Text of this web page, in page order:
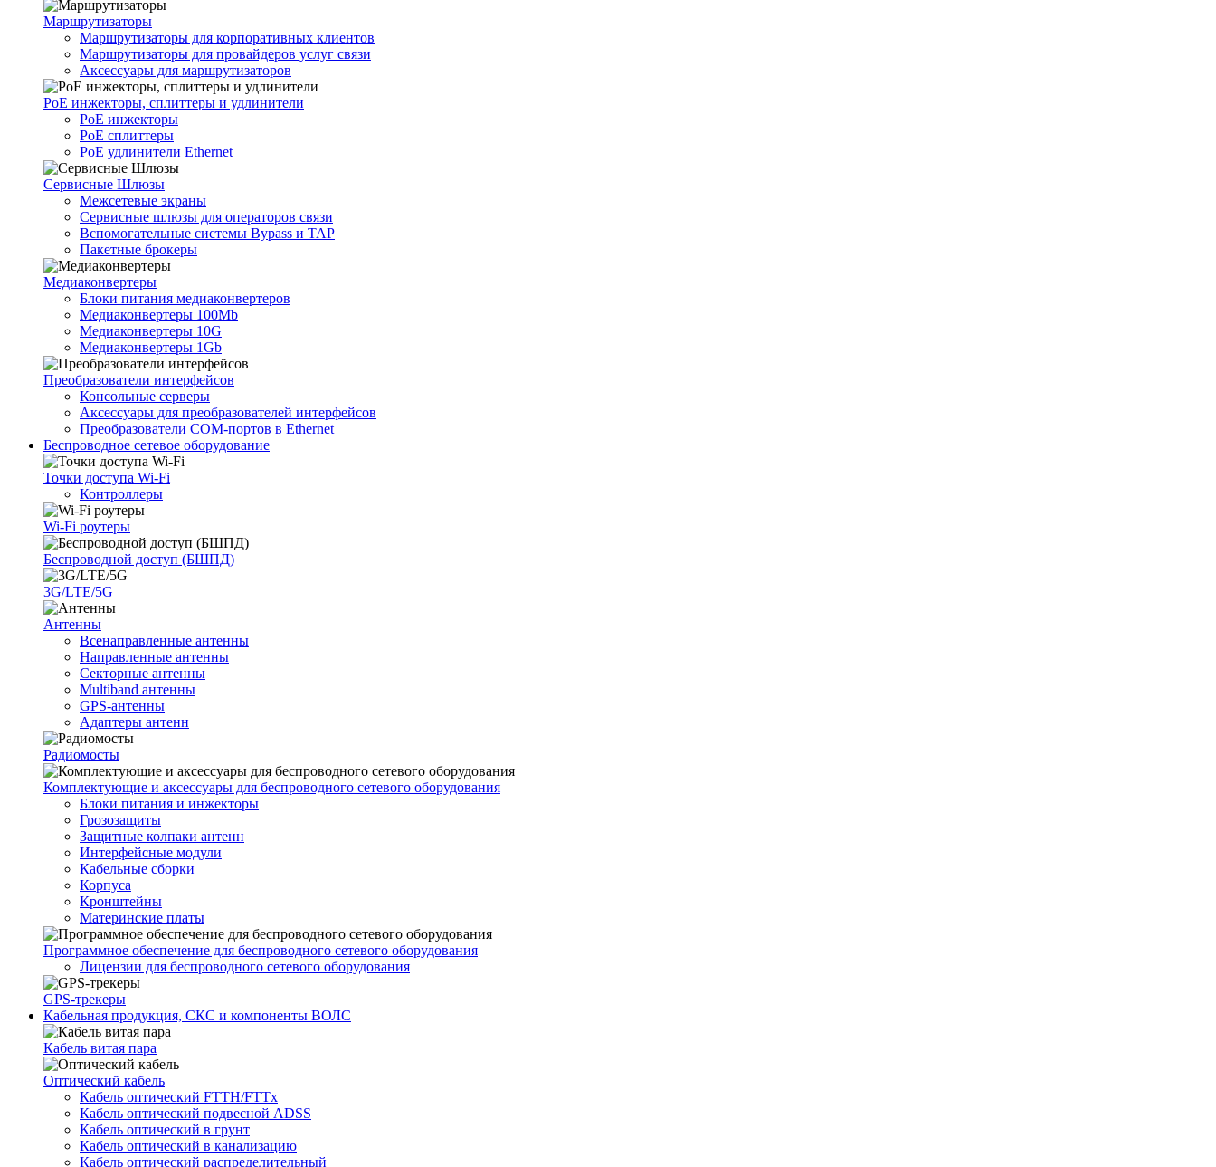
Маршрутизаторы
Маршрутизаторы для корпоративных клиентов
Маршрутизаторы для провайдеров услуг связи
Аксессуары для маршрутизаторов
PoE инжекторы, сплиттеры и удлинители
PoE инжекторы
PoE сплиттеры
PoE удлинители Ethernet
Сервисные Шлюзы
Межсетевые экраны
Сервисные шлюзы для операторов связи
Вспомогательные системы Bypass и TAP
Пакетные брокеры
Медиаконвертеры
Блоки питания медиаконвертеров
Медиаконвертеры 100Mb
Медиаконвертеры 10G
Медиаконвертеры 1Gb
Преобразователи интерфейсов
Консольные серверы
Аксессуары для преобразователей интерфейсов
Преобразователи COM-портов в Ethernet
Беспроводное сетевое оборудование
Точки доступа Wi-Fi
Контроллеры
Wi-Fi роутеры
Беспроводной доступ (БШПД)
3G/LTE/5G
Антенны
Всенаправленные антенны
Направленные антенны
Секторные антенны
Multiband антенны
GPS-антенны
Адаптеры антенн
Радиомосты
Комплектующие и аксессуары для беспроводного сетевого оборудования
Блоки питания и инжекторы
Грозозащиты
Защитные колпаки антенн
Интерфейсные модули
Кабельные сборки
Корпуса
Кронштейны
Материнские платы
Программное обеспечение для беспроводного сетевого оборудования
Лицензии для беспроводного сетевого оборудования
GPS-трекеры
Кабельная продукция, СКС и компоненты ВОЛС
Кабель витая пара
Оптический кабель
Кабель оптический FTTH/FTTx
Кабель оптический подвесной ADSS
Кабель оптический в грунт
Кабель оптический в канализацию
Кабель оптический распределительный